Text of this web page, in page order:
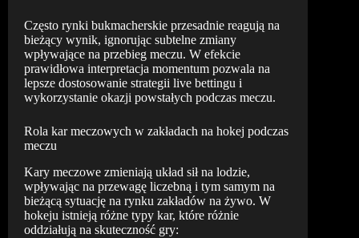
Często rynki bukmacherskie przesadnie reagują na
bieżący wynik, ignorując subtelne zmiany
wpływające na przebieg meczu. W efekcie
prawidłowa interpretacja momentum pozwala na
lepsze dostosowanie strategii live bettingu i
wykorzystanie okazji powstałych podczas meczu.
Rola kar meczowych w zakładach na hokej podczas
meczu
Kary meczowe zmieniają układ sił na lodzie,
wpływając na przewagę liczebną i tym samym na
bieżącą sytuację na rynku zakładów na żywo. W
hokeju istnieją różne typy kar, które różnie
oddziałują na skuteczność gry: